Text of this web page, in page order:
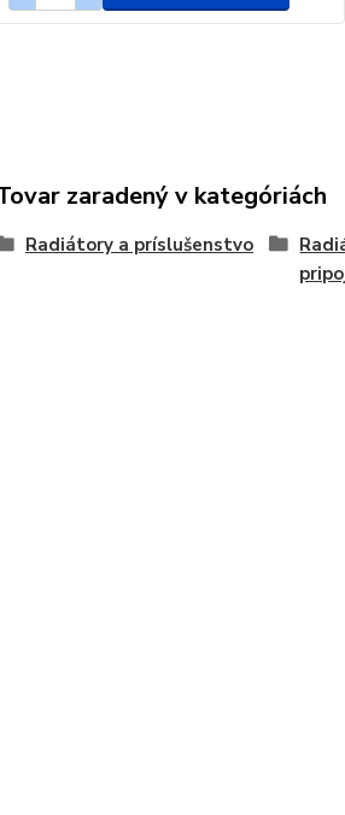
zaradený v kategóriách
Radiátory a príslušenstvo